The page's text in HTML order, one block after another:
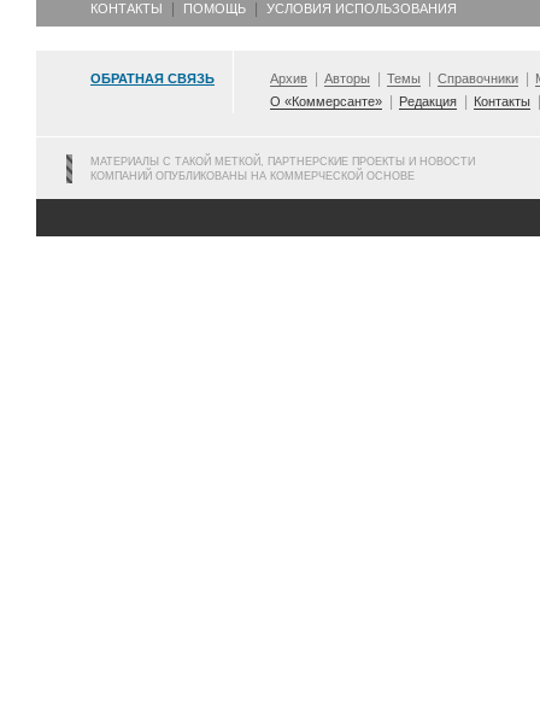
КОНТАКТЫ ПОМОЩЬ УСЛОВИЯ ИСПОЛЬЗОВАНИЯ
ОБРАТНАЯ СВЯЗЬ Архив Авторы Темы Справочники
О «Коммерсанте»
Редакция Контакты
МАТЕРИАЛЫ С ТАКОЙ МЕТКОЙ, ПАРТНЕРСКИЕ ПРОЕКТЫ И НОВОСТИ
КОМПАНИЙ ОПУБЛИКОВАНЫ НА КОММЕРЧЕСКОЙ ОСНОВЕ